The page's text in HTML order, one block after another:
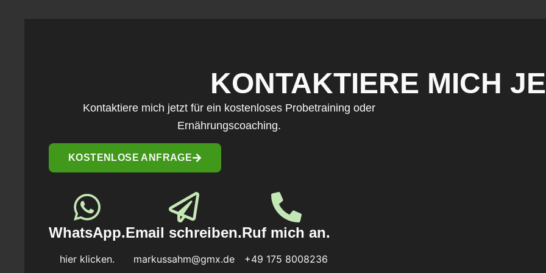
KONTAKTIERE MICH
Kontaktiere mich jetzt für ein kostenloses Probetraining oder
Ernährungscoaching.
KOSTENLOSE ANFRAGE
WhatsApp.
hier klicken.
Email schreiben.
markussahm@gmx.de
Ruf mich an.
+49 175 8008236